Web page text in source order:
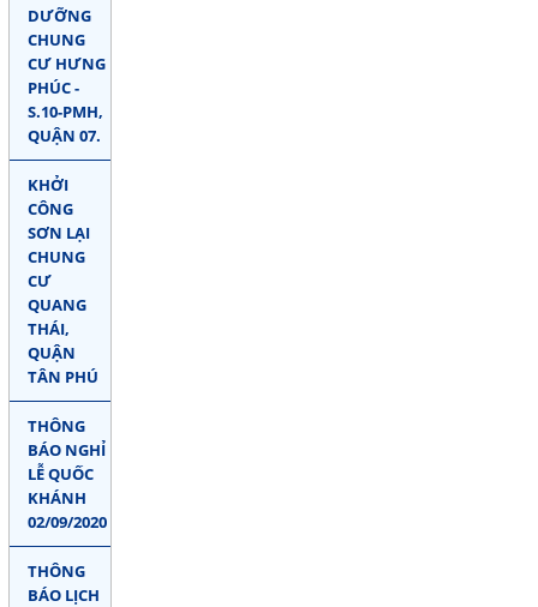
DƯỠNG
CHUNG
CƯ HƯNG
PHÚC -
S.10-PMH,
QUẬN 07.
KHỞI
CÔNG
SƠN LẠI
CHUNG
CƯ
QUANG
THÁI,
QUẬN
TÂN PHÚ
THÔNG
BÁO NGHỈ
LỄ QUỐC
KHÁNH
02/09/2020
THÔNG
BÁO LỊCH